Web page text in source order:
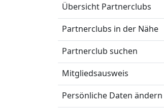
Übersicht Partnerclubs
Partnerclubs in der Nähe
Partnerclub suchen
Mitgliedsausweis
Persönliche Daten ändern